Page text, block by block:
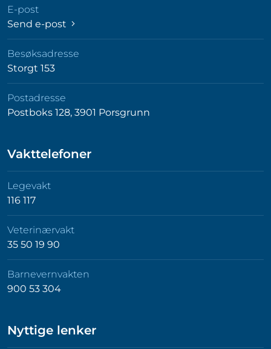
E-post
Send e-post
Besøksadresse
Storgt 153
Postadresse
Postboks 128, 3901 Porsgrunn
Vakttelefoner
Legevakt
116 117
Veterinærvakt
35 50 19 90
Barnevernvakten
900 53 304
Nyttige lenker